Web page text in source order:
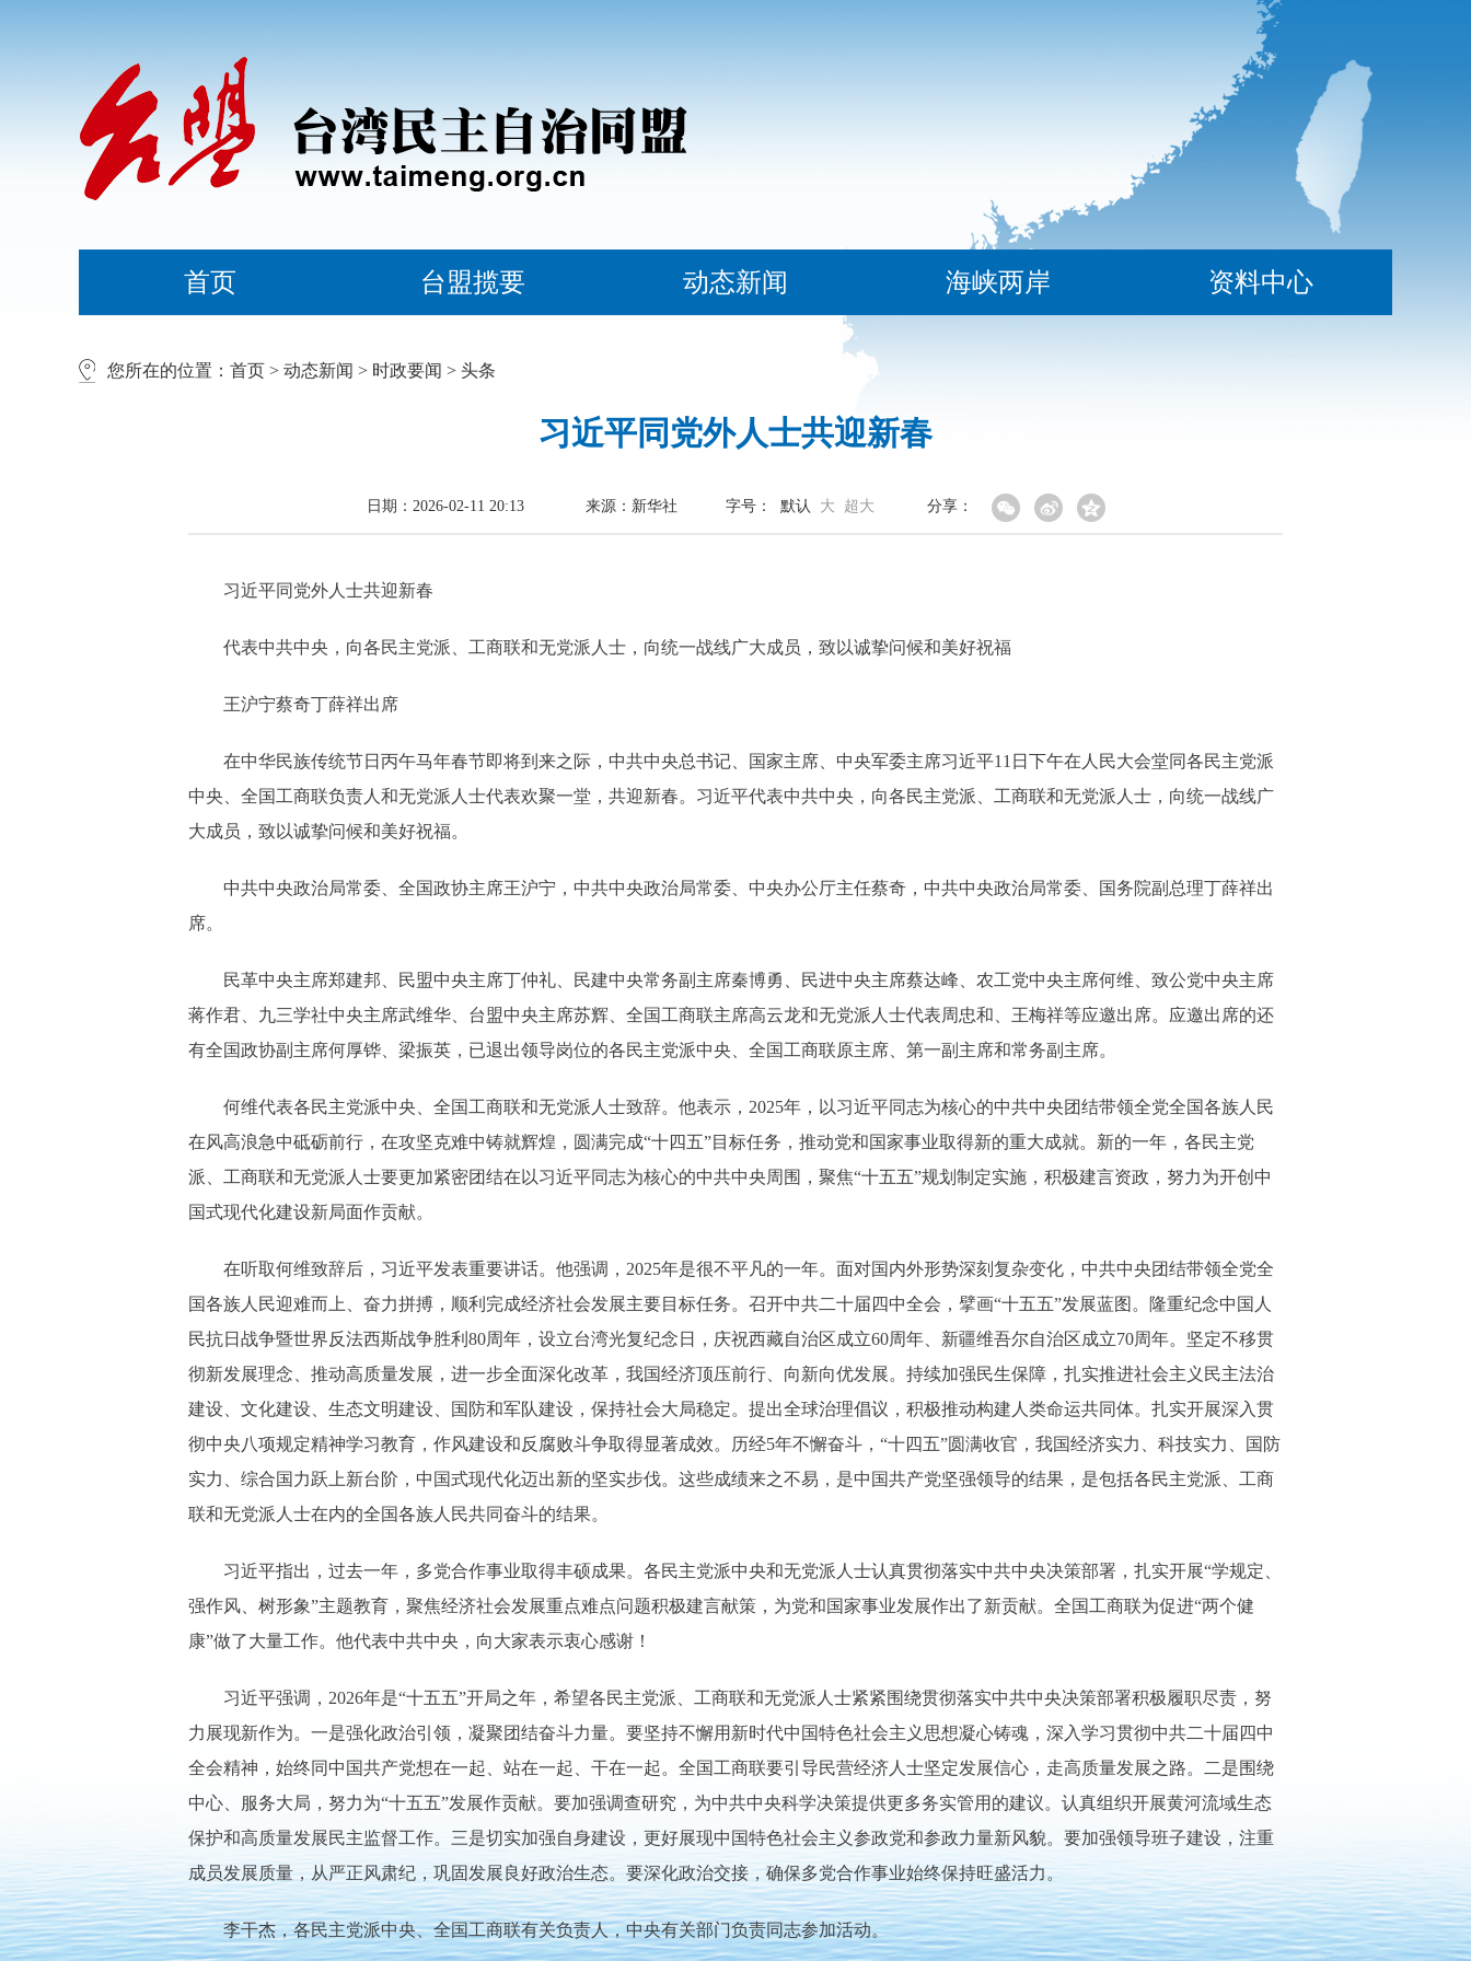
首页 台盟揽要 动态新闻 海峡两岸 资料中心
您所在的位置： 首页 > 动态新闻 > 时政要闻 > 头条
习近平同党外人士共迎新春
日期：2026-02-11 20:13 来源：新华社 字号： 默认 大 超大 分享：
习近平同党外人士共迎新春
代表中共中央，向各民主党派、工商联和无党派人士，向统一战线广大成员，致以诚挚问候和美好祝福
王沪宁蔡奇丁薛祥出席
在中华民族传统节日丙午马年春节即将到来之际，中共中央总书记、国家主席、中央军委主席习近平11日下午在人民大会堂同各民主党派
中央、全国工商联负责人和无党派人士代表欢聚一堂，共迎新春。习近平代表中共中央，向各民主党派、工商联和无党派人士，向统一战线广
大成员，致以诚挚问候和美好祝福。
中共中央政治局常委、全国政协主席王沪宁，中共中央政治局常委、中央办公厅主任蔡奇，中共中央政治局常委、国务院副总理丁薛祥出
席。
民革中央主席郑建邦、民盟中央主席丁仲礼、民建中央常务副主席秦博勇、民进中央主席蔡达峰、农工党中央主席何维、致公党中央主席
蒋作君、九三学社中央主席武维华、台盟中央主席苏辉、全国工商联主席高云龙和无党派人士代表周忠和、王梅祥等应邀出席。应邀出席的还
有全国政协副主席何厚铧、梁振英，已退出领导岗位的各民主党派中央、全国工商联原主席、第一副主席和常务副主席。
何维代表各民主党派中央、全国工商联和无党派人士致辞。他表示，2025年，以习近平同志为核心的中共中央团结带领全党全国各族人民
在风高浪急中砥砺前行，在攻坚克难中铸就辉煌，圆满完成“十四五”目标任务，推动党和国家事业取得新的重大成就。新的一年，各民主党
派、工商联和无党派人士要更加紧密团结在以习近平同志为核心的中共中央周围，聚焦“十五五”规划制定实施，积极建言资政，努力为开创中
国式现代化建设新局面作贡献。
在听取何维致辞后，习近平发表重要讲话。他强调，2025年是很不平凡的一年。面对国内外形势深刻复杂变化，中共中央团结带领全党全
国各族人民迎难而上、奋力拼搏，顺利完成经济社会发展主要目标任务。召开中共二十届四中全会，擘画“十五五”发展蓝图。隆重纪念中国人
民抗日战争暨世界反法西斯战争胜利80周年，设立台湾光复纪念日，庆祝西藏自治区成立60周年、新疆维吾尔自治区成立70周年。坚定不移贯
彻新发展理念、推动高质量发展，进一步全面深化改革，我国经济顶压前行、向新向优发展。持续加强民生保障，扎实推进社会主义民主法治
建设、文化建设、生态文明建设、国防和军队建设，保持社会大局稳定。提出全球治理倡议，积极推动构建人类命运共同体。扎实开展深入贯
彻中央八项规定精神学习教育，作风建设和反腐败斗争取得显著成效。历经5年不懈奋斗，“十四五”圆满收官，我国经济实力、科技实力、国防
实力、综合国力跃上新台阶，中国式现代化迈出新的坚实步伐。这些成绩来之不易，是中国共产党坚强领导的结果，是包括各民主党派、工商
联和无党派人士在内的全国各族人民共同奋斗的结果。
习近平指出，过去一年，多党合作事业取得丰硕成果。各民主党派中央和无党派人士认真贯彻落实中共中央决策部署，扎实开展“学规定、
强作风、树形象”主题教育，聚焦经济社会发展重点难点问题积极建言献策，为党和国家事业发展作出了新贡献。全国工商联为促进“两个健
康”做了大量工作。他代表中共中央，向大家表示衷心感谢！
习近平强调，2026年是“十五五”开局之年，希望各民主党派、工商联和无党派人士紧紧围绕贯彻落实中共中央决策部署积极履职尽责，努
力展现新作为。一是强化政治引领，凝聚团结奋斗力量。要坚持不懈用新时代中国特色社会主义思想凝心铸魂，深入学习贯彻中共二十届四中
全会精神，始终同中国共产党想在一起、站在一起、干在一起。全国工商联要引导民营经济人士坚定发展信心，走高质量发展之路。二是围绕
中心、服务大局，努力为“十五五”发展作贡献。要加强调查研究，为中共中央科学决策提供更多务实管用的建议。认真组织开展黄河流域生态
保护和高质量发展民主监督工作。三是切实加强自身建设，更好展现中国特色社会主义参政党和参政力量新风貌。要加强领导班子建设，注重
成员发展质量，从严正风肃纪，巩固发展良好政治生态。要深化政治交接，确保多党合作事业始终保持旺盛活力。
李干杰，各民主党派中央、全国工商联有关负责人，中央有关部门负责同志参加活动。